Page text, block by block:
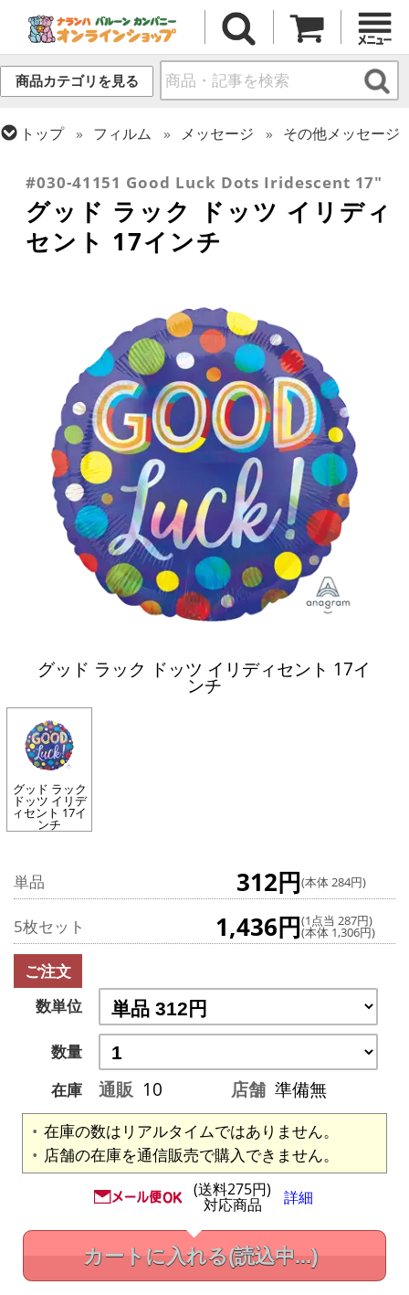
商品カテゴリを見る
トップ フィルム メッセージ
その他メッセージ
卒業・入学
#030-41151 Good Luck Dots Iridescent 17"
グッド ラック ドッツ イリディ
セント 17インチ
グッド ラック ドッツ イリディセント 17イ
ンチ
グッド ラック
ドッツ イリデ
ィセント 17イ
ンチ
単品 312円(本体 284円)
5枚セット 1,436円(1点当 287円)
(本体 1,306円)
ご注文
数単位
数量
在庫
通販 10 店舗 準備無
在庫の数はリアルタイムではありません。
店舗の在庫を通信販売で購入できません。
(送料275円)
対応商品 詳細
カートに入れる(読込中...)